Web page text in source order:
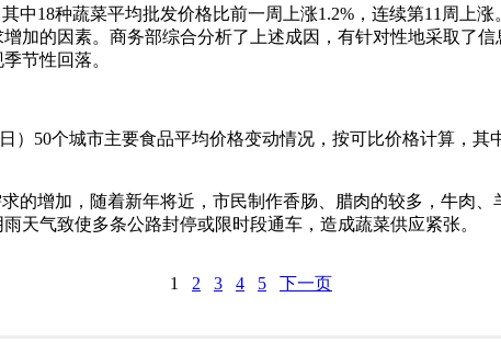
中18种蔬菜平均批发价格比前一周上涨1.2%，连续第11周上
加的因素。商务部综合分析了上述成因，有针对性地采取了
节性回落。
）50个城市主要食品平均价格变动情况，按可比价格计算，
的增加，随着新年将近，市民制作香肠、腊肉的较多，牛肉
天气致使多条公路封停或限时段通车，造成蔬菜供应紧张。
1 2 3 4 5 下一页